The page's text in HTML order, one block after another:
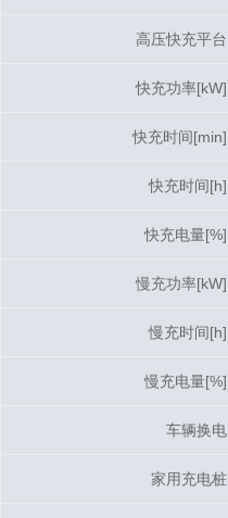
高压快充平台
快充功率[kW]
快充时间[min]
快充时间[h]
快充电量[%]
慢充功率[kW]
慢充时间[h]
慢充电量[%]
车辆换电
家用充电桩
高压快充平台
快充功率[kW]
快充时间[min]
快充时间[h]
快充电量[%]
慢充功率[kW]
慢充时间[h]
慢充电量[%]
车辆换电
家用充电桩